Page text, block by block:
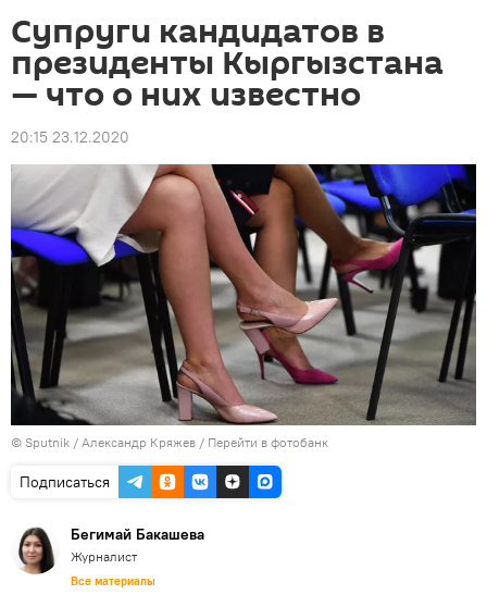
Супруги кандидатов в
президенты Кыргызстана
— что о них известно
20:15 23.12.2020
© Sputnik / Александр Кряжев / Перейти в фотобанк
Подписаться
Бегимай Бакашева
Журналист
Все материалы